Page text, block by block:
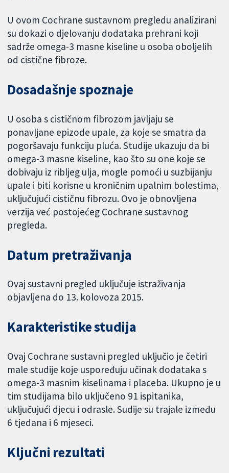
U ovom Cochrane sustavnom pregledu analizirani
su dokazi o djelovanju dodataka prehrani koji
sadrže omega-3 masne kiseline u osoba oboljelih
od cistične fibroze.
Dosadašnje spoznaje
U osoba s cističnom fibrozom javljaju se
ponavljane epizode upale, za koje se smatra da
pogoršavaju funkciju pluća. Studije ukazuju da bi
omega-3 masne kiseline, kao što su one koje se
dobivaju iz ribljeg ulja, mogle pomoći u suzbijanju
upale i biti korisne u kroničnim upalnim bolestima,
uključujući cističnu fibrozu. Ovo je obnovljena
verzija već postojećeg Cochrane sustavnog
pregleda.
Datum pretraživanja
Ovaj sustavni pregled uključuje istraživanja
objavljena do 13. kolovoza 2015.
Karakteristike studija
Ovaj Cochrane sustavni pregled uključio je četiri
male studije koje uspoređuju učinak dodataka s
omega-3 masnim kiselinama i placeba. Ukupno je u
tim studijama bilo uključeno 91 ispitanika,
uključujući djecu i odrasle. Sudije su trajale između
6 tjedana i 6 mjeseci.
Ključni rezultati